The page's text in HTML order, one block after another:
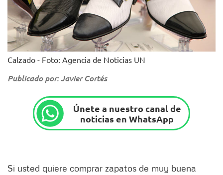
Calzado - Foto: Agencia de Noticias UN
Publicado por: Javier Cortés
Únete a nuestro canal de
noticias en WhatsApp
Si usted quiere comprar zapatos de muy buena